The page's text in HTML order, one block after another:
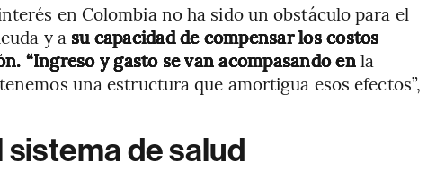
en Colombia no ha sido un obstáculo para el
y a su capacidad de compensar los costos
“Ingreso y gasto se van acompasando enla
una estructura que amortigua esos efectos”,
de salud